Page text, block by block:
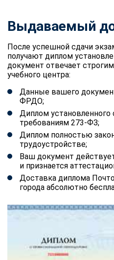
Выдаваемый
После успешной сдачи
получают диплом
документ отвечает
учебного центра:
Данные вашего
ФРДО;
Диплом установленного
требованиям 273-ФЗ;
Диплом полностью
трудоустройстве;
Ваш документ
и признается
Доставка диплома
города абсолютно